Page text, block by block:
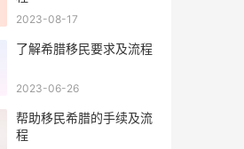
2023-08-17
了解希腊移民要求及流程
2023-06-26
帮助移民希腊的手续及流
程